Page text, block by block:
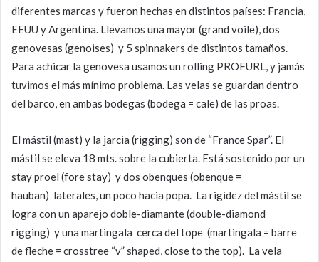
diferentes marcas y fueron hechas en distintos países: Francia,
EEUU y Argentina. Llevamos una mayor (grand voile), dos
genovesas (genoises) y 5 spinnakers de distintos tamaños.
Para achicar la genovesa usamos un rolling PROFURL, y jamás
tuvimos el más mínimo problema. Las velas se guardan dentro
del barco, en ambas bodegas (bodega = cale) de las proas.
El mástil (mast) y la jarcia (rigging) son de “France Spar”. El
mástil se eleva 18 mts. sobre la cubierta. Está sostenido por un
stay proel (fore stay) y dos obenques (obenque =
hauban) laterales, un poco hacia popa. La rigidez del mástil se
logra con un aparejo doble-diamante (double-diamond
rigging) y una martingala cerca del tope (martingala = barre
de fleche = crosstree “v” shaped, close to the top). La vela